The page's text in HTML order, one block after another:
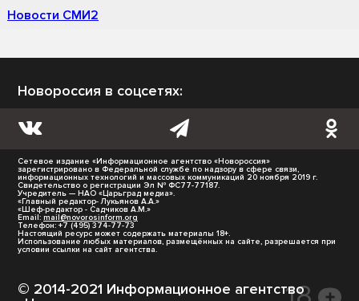
Новости СМИ2
Новороссия в соцсетях:
Сетевое издание «Информационное агентство «Новороссия»
зарегистрировано в Федеральной службе по надзору в сфере связи,
информационных технологий и массовых коммуникаций 20 ноября 2019 г.
Свидетельство о регистрации Эл № ФС77-77187.
Учредитель — НАО «Царьград медиа».
«Главный редактор- Лукьянов А.А.»
«Шеф-редактор - Садчиков А.М.»
Email: mail@novorosinform.org
Телефон: +7 (495) 374-77-73
Настоящий ресурс может содержать материалы 18+.
Использование любых материалов, размещённых на сайте, разрешается при
условии ссылки на сайт агентства.
© 2014-2021 Информационное агентство